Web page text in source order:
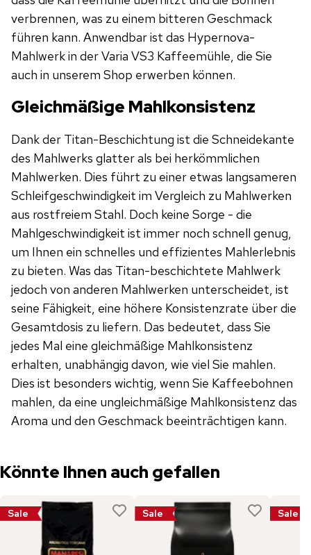
verbrennen, was zu einem bitteren Geschmack
führen kann. Anwendbar ist das Hypernova-
Mahlwerk in der Varia VS3 Kaffeemühle, die Sie
auch in unserem Shop erwerben können.
Gleichmäßige Mahlkonsistenz
Dank der Titan-Beschichtung ist die Schneidekante
des Mahlwerks glatter als bei herkömmlichen
Mahlwerken. Dies führt zu einer etwas langsameren
Schleifgeschwindigkeit im Vergleich zu Mahlwerken
aus rostfreiem Stahl. Doch keine Sorge - die
Mahlgeschwindigkeit ist immer noch schnell genug,
um Ihnen ein schnelles und effizientes Mahlerlebnis
zu bieten. Was das Titan-beschichtete Mahlwerk
jedoch von anderen Mahlwerken unterscheidet, ist
seine Fähigkeit, eine höhere Konsistenzrate über die
Gesamtdosis zu liefern. Das bedeutet, dass Sie
jedes Mal eine gleichmäßige Mahlkonsistenz
erhalten, unabhängig davon, wie viel Sie mahlen.
Dies ist besonders wichtig, wenn Sie Kaffeebohnen
mahlen, da eine ungleichmäßige Mahlkonsistenz das
Aroma und den Geschmack beeinträchtigen kann.
Könnte Ihnen auch gefallen
Sale Sale Sale